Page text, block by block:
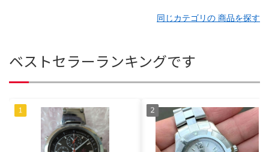
同じカテゴリの 商品を探す
ベストセラーランキングです